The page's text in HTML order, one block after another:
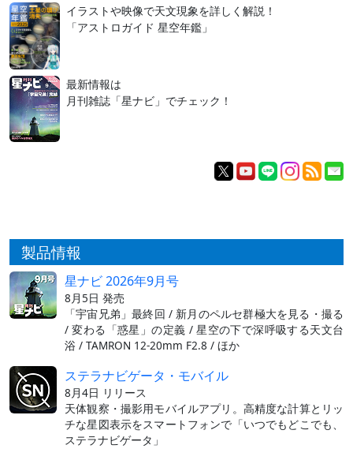
イラストや映像で天文現象を詳しく解説！
「アストロガイド 星空年鑑」
最新情報は
月刊雑誌「星ナビ」でチェック！
製品情報
星ナビ 2026年9月号
8月5日 発売
「宇宙兄弟」最終回 / 新月のペルセ群極大を見る・撮る
/ 変わる「惑星」の定義 / 星空の下で深呼吸する天文台
浴 / TAMRON 12-20mm F2.8 / ほか
ステラナビゲータ・モバイル
8月4日 リリース
天体観察・撮影用モバイルアプリ。高精度な計算とリッ
チな星図表示をスマートフォンで「いつでもどこでも、
ステラナビゲータ」